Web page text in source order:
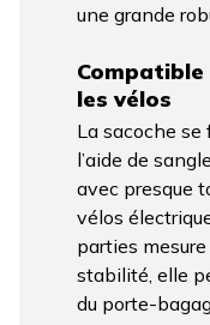
une grande
les vélos
La sacoche
l’aide de
avec presque
vélos
parties
stabilité, elle
du porte-